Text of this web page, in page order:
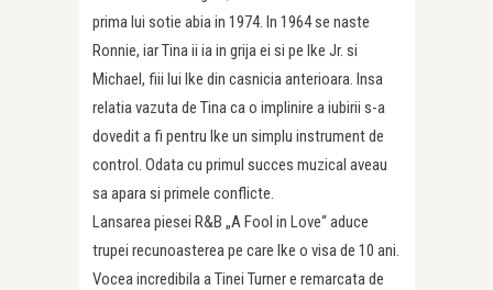
prima lui sotie abia in 1974. In 1964 se naste
Ronnie, iar Tina ii ia in grija ei si pe Ike Jr. si
Michael, fiii lui Ike din casnicia anterioara. Insa
relatia vazuta de Tina ca o implinire a iubirii s-a
dovedit a fi pentru Ike un simplu instrument de
control. Odata cu primul succes muzical aveau
sa apara si primele conflicte.
Lansarea piesei R&B „A Fool in Love“ aduce
trupei recunoasterea pe care Ike o visa de 10 ani.
Vocea incredibila a Tinei Turner e remarcata de